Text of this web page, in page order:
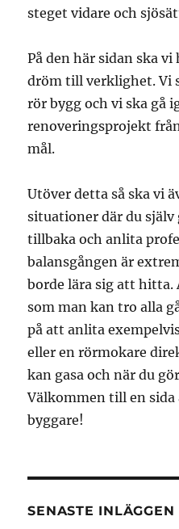
steget vidare och
På den här sidan ska
dröm till verklighet. Vi
rör bygg och vi ska gå
renoveringsprojekt
mål.
Utöver detta så ska vi
situationer där du
tillbaka och anlita
balansgången är
borde lära sig att hitta.
som man kan tro alla
på att anlita
eller en rörmokare
kan gasa och när du
Välkommen till en sida
byggare!
SENASTE INLÄGGEN